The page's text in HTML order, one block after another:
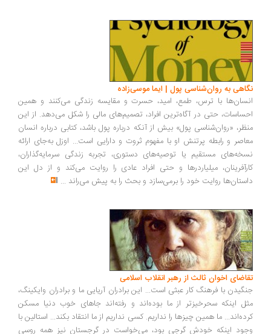
نگاهی به روان‌شناسی پول | ایما موسی‌زاده
انسان‌ها با ترس، طمع، امید، حسرت و مقایسه زندگی می‌کنند و همین
احساسات، حتی در آگاه‌ترین افراد، تصمیم‌های مالی را شکل می‌دهد. از این
منظر، «روان‌شناسی پول» بیش از آنکه درباره پول باشد، کتابی درباره انسان
معاصر و رابطه پرتنش او با مفهوم ثروت و دارایی است... اوزل به‌جای ارائه
نسخه‌های مستقیم یا توصیه‌های دستوری، تجربه زندگی سرمایه‌گذاران،
کارآفرینان، میلیاردرها و حتی افراد عادی را روایت می‌کند و از دل این
داستان‌ها روایت خود را برمی‌سازد و بحث را به پیش می‌راند ...
تقاضای اخوان ثالث از رهبر انقلاب اسلامی
جنگیدن با فرهنگ کار عبثی است... این برادران آریایی ما و برادران وایکینگ،
مثل اینکه سحرخیزتر از ما بوده‌اند و رفته‌اند جاهای خوب دنیا مسکن
کرده‌اند... ما همین چیزها را نداریم. کسی نداریم از ما انتقاد بکند... استالین با
وجود اینکه خودش گرجی بود، می‌خواست در گرجستان نیز همه روسی